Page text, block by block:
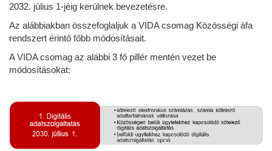
2032. július 1-jéig kerülnek bevezetésre.
Az alábbiakban összefoglaljuk a VIDA csomag Közösségi áfa
rendszert érintő főbb módosításait.
A VIDA csomag az alábbi 3 fő pillér mentén vezet be
módosításokat: